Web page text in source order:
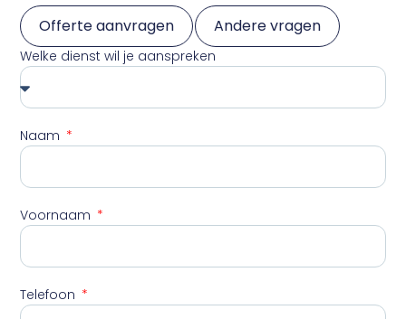
Offerte aanvragen Andere vragen
Welke dienst wil je aanspreken
Naam
Voornaam
Telefoon